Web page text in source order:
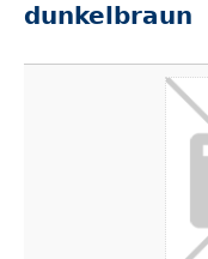
dunkelbraun